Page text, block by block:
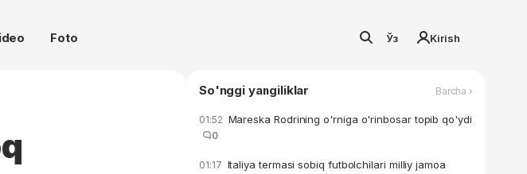
Foto Ўз Kirish
So'nggi yangiliklar Barcha ›
01:52 Mareska Rodrining o'rniga o'rinbosar topib qo'ydi
0
01:17 Italiya termasi sobiq futbolchilari milliy jamoa